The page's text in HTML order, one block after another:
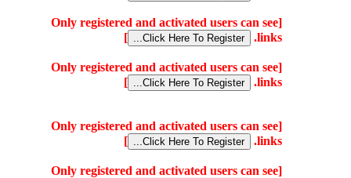
[Only registered and activated users can see
links.
]
[Only registered and activated users can see
links.
]
[Only registered and activated users can see
links.
]
[Only registered and activated users can see